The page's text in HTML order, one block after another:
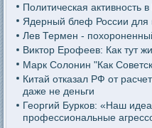
Политическая активность
Ядерный блеф России для
Лев Термен -
Виктор Ерофеев: Как тут
Марк Солонин "Как
Китай отказал РФ от
даже не деньги
Георгий Бурков: «Наш
профессиональные